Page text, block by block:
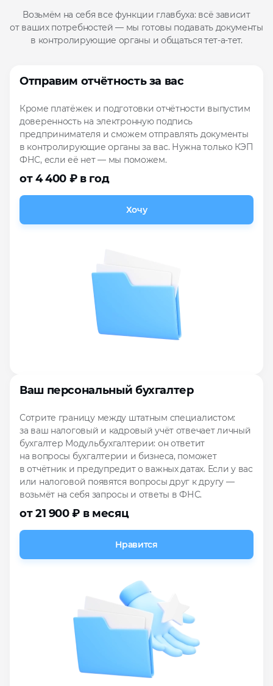
Возьмём на себя все функции главбуха: всё зависит
от ваших потребностей — мы готовы подавать документы
в контролирующие органы и общаться тет-а-тет.
Отправим отчётность за вас
Кроме платёжек и подготовки отчётности выпустим
доверенность на электронную подпись
предпринимателя и сможем отправлять документы
в контролирующие органы за вас. Нужна только КЭП
ФНС, если её нет — мы поможем.
от 4 400 ₽ в год
Хочу
Ваш персональный бухгалтер
Сотрите границу между штатным специалистом:
за ваш налоговый и кадровый учёт отвечает личный
бухгалтер Модульбухгалтерии: он ответит
на вопросы бухгалтерии и бизнеса, поможет
в отчётник и предупредит о важных датах. Если у вас
или налоговой появятся вопросы друг к другу —
возьмёт на себя запросы и ответы в ФНС.
от 21 900 ₽ в месяц
Нравится